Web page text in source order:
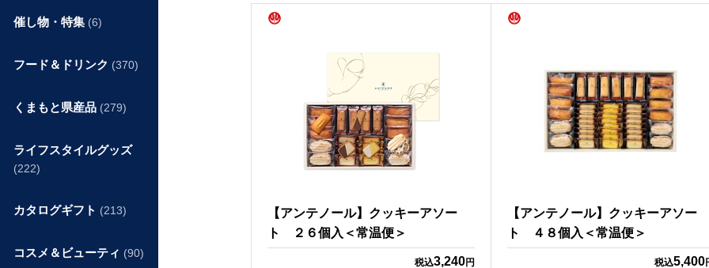
【アンテノール】クッキーアソー
ト ２６個入＜常温便＞
税込3,240円
【アンテノール】クッキーアソー
ト ４８個入＜常温便＞
税込5,400
催し物・特集 (6)
フード＆ドリンク (370)
くまもと県産品 (279)
ライフスタイルグッズ
(222)
カタログギフト (213)
コスメ＆ビューティ (90)